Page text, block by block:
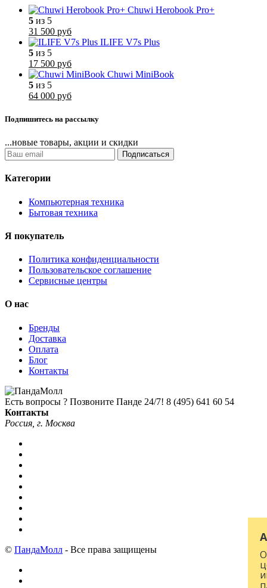
Chuwi Herobook Pro+
5 из 5
31 500 руб
ILIFE V7s Plus
5 из 5
17 500 руб
Chuwi MiniBook
5 из 5
64 000 руб
Подпишитесь на рассылку
...новые товары, акции и скидки
Подписаться
Категории
Компьютерная техника
Бытовая техника
Я покупатель
Политика конфиденциальности
Пользовательское соглашение
Сервисные центры
О нас
Бренды
Доставка
Оплата
Блог
Контакты
Есть вопросы ? Позвоните Панде 24/7! 8 (495) 641 60 54
Контакты
Россия, г. Москва
© ПандаМолл - Все права защищены